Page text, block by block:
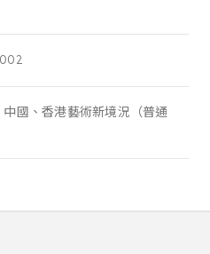
中國、香港藝術新境況（普通